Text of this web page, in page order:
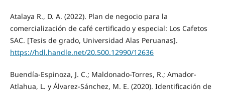
Atalaya R., D. A. (2022). Plan de negocio para la
comercialización de café certificado y especial: Los Cafetos
SAC. [Tesis de grado, Universidad Alas Peruanas].
https://hdl.handle.net/20.500.12990/12636
Buendía-Espinoza, J. C.; Maldonado-Torres, R.; Amador-
Atlahua, L. y Álvarez-Sánchez, M. E. (2020). Identificación de